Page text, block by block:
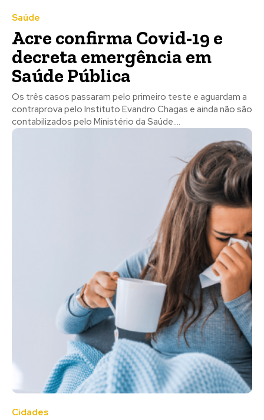
Saúde
Acre confirma Covid-19 e
decreta emergência em
Saúde Pública
Os três casos passaram pelo primeiro teste e aguardam a
contraprova pelo Instituto Evandro Chagas e ainda não são
contabilizados pelo Ministério da Saúde....
Cidades